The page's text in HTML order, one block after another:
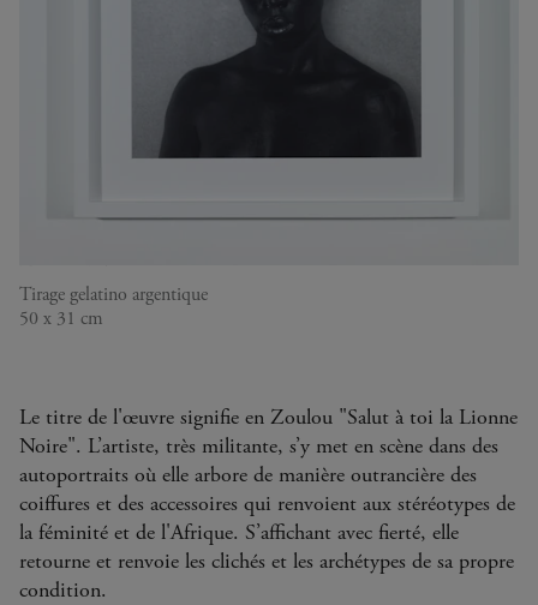
Tirage gelatino argentique
50 x 31 cm
Le titre de l'œuvre signifie en Zoulou "Salut à toi la Lionne
Noire". L’artiste, très militante, s’y met en scène dans des
autoportraits où elle arbore de manière outrancière des
coiffures et des accessoires qui renvoient aux stéréotypes de
la féminité et de l'Afrique. S’affichant avec fierté, elle
retourne et renvoie les clichés et les archétypes de sa propre
condition.